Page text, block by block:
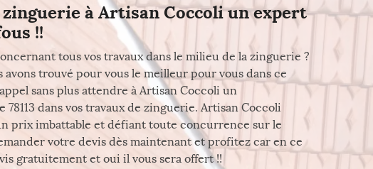
à Artisan Coccoli un expert
!!
tous vos travaux dans le milieu de la zinguerie ?
trouvé pour vous le meilleur pour vous dans ce
sans plus attendre à Artisan Coccoli un
dans vos travaux de zinguerie. Artisan Coccoli
prix imbattable et défiant toute concurrence sur le
votre devis dès maintenant et profitez car en ce
gratuitement et oui il vous sera offert !!